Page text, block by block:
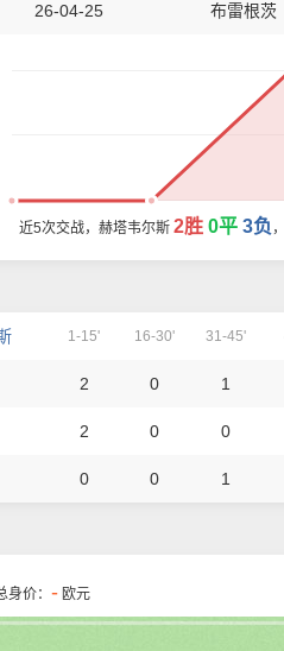
26-04-25 布雷根茨
近5次交战，赫塔韦尔斯 2胜 0平 3负
1-15' 16-30' 31-45'
2 0 1
2 0 0
0 0 1
价： - 欧元